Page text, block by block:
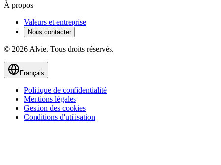
À propos
Valeurs et entreprise
Nous contacter
© 2026 Alvie. Tous droits réservés.
Français
Politique de confidentialité
Mentions légales
Gestion des cookies
Conditions d'utilisation